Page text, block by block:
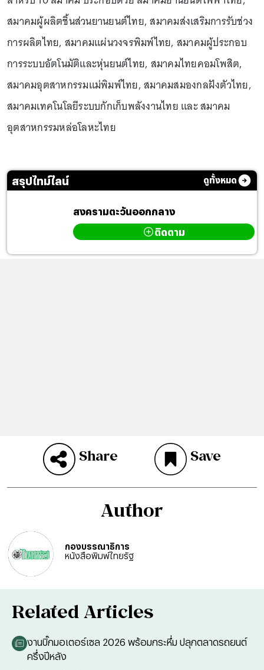
สมาคมผู้ผลิตชิ้นส่วนยานยนต์ไทย, สมาคมส่งเสริมการรับช่วง
การผลิตไทย, สมาคมแผ่นวงจรพิมพ์ไทย, สมาคมผู้ประกอบ
การระบบอัตโนมัติและหุ่นยนต์ไทย, สมาคมไทยคอมโพสิต,
สมาคมอุตสาหกรรมแม่พิมพ์ไทย, สมาคมสมองกลฝังตัวไทย,
สมาคมเทคโนโลยีระบบกักเก็บพลังงานไทย และ สมาคม
อุตสาหกรรมหล่อโลหะไทย
สรุปไทม์ไลน์ ดูทั้งหมด
สงครามตะวันออกกลาง
ติดตาม
Share Save
Author
กองบรรณาธิการ
หนังสือพิมพ์ไทยรัฐ
Related Articles
งานบิ๊กมอเตอร์เซล 2026 พร้อมกระหึ่ม ปลุกตลาดรถยนต์
ครึ่งปีหลัง